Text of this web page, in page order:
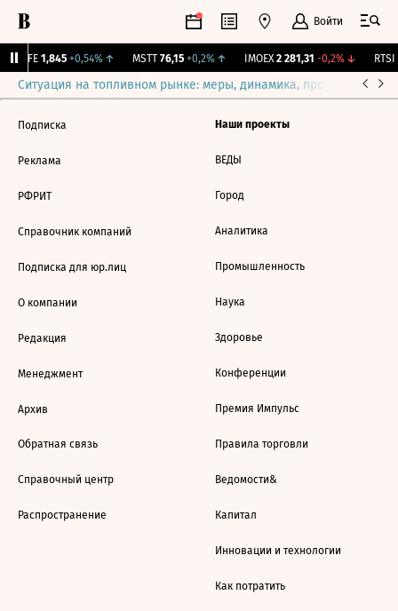
Войти
LIFE 1,845 +0,54%↑ MSTT 76,15 +0,2%↑ IMOEX 2 281,31 -0,2%↓ RTSI
Ситуация на топливном рынке: меры, динамика, прогнозы
Подписка
Реклама
РФРИТ
Справочник компаний
Подписка для юр.лиц
О компании
Редакция
Менеджмент
Архив
Обратная связь
Справочный центр
Распространение
Наши проекты
ВЕДЫ
Город
Аналитика
Промышленность
Наука
Здоровье
Конференции
Премия Импульс
Правила торговли
Ведомости&
Капитал
Инновации и технологии
Как потратить